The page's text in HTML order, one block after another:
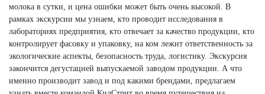
молока в сутки, и цена ошибки может быть очень высокой. В
рамках экскурсии мы узнаем, кто проводит исследования в
лабораториях предприятия, кто отвечает за качество продукции, кто
контролирует фасовку и упаковку, на ком лежит ответственность за
экологические аспекты, безопасность труда, логистику. Экскурсия
закончится дегустацией выпускаемой заводом продукции. А что
именно производит завод и под какими брендами, предлагаем